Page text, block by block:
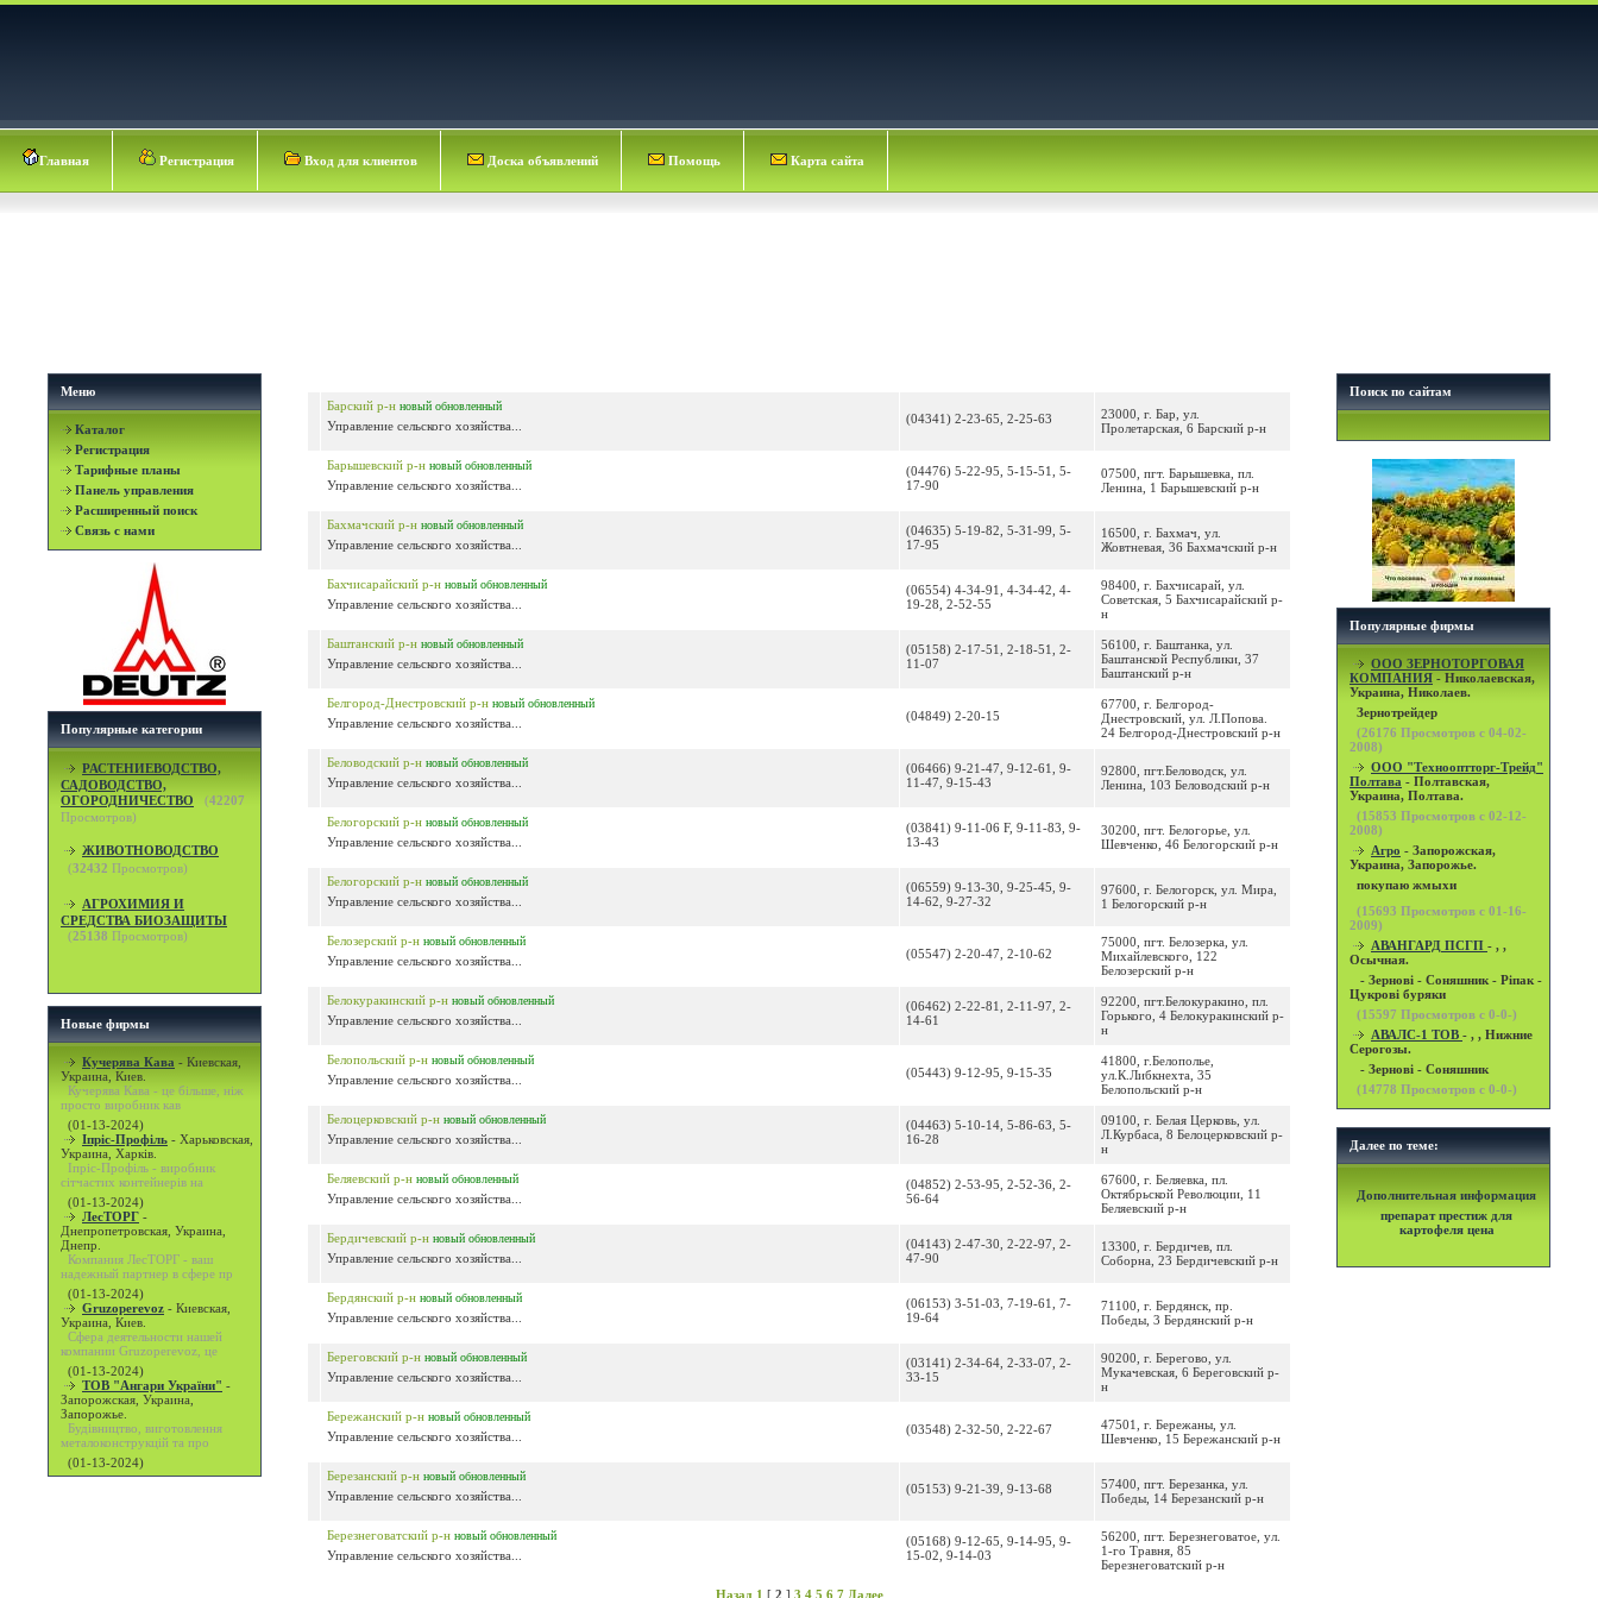
Главная Регистрация Вход для клиентов Доска объявлений Помощь Карта сайта
Меню
Каталог
Регистрация
Тарифные планы
Панель управления
Расширенный поиск
Связь с нами
Популярные категории
РАСТЕНИЕВОДСТВО,
САДОВОДСТВО,
ОГОРОДНИЧЕСТВО
(42207
Просмотров)
ЖИВОТНОВОДСТВО
(32432 Просмотров)
АГРОХИМИЯ И
СРЕДСТВА БИОЗАЩИТЫ
(25138 Просмотров)
Новые фирмы
Кучерява Кава - Киевская,
Украина, Киев.
Кучерява Кава - це більше, ніж
просто виробник кав
(01-13-2024)
Іпріс-Профіль - Харьковская,
Украина, Харків.
Іпріс-Профіль - виробник
сітчастих контейнерів на
(01-13-2024)
ЛесТОРГ -
Днепропетровская, Украина,
Днепр.
Компания ЛесТОРГ - ваш
надежный партнер в сфере пр
(01-13-2024)
Gruzoperevoz - Киевская,
Украина, Киев.
Сфера деятельности нашей
компании Gruzoperevoz, це
(01-13-2024)
ТОВ "Ангари України" -
Запорожская, Украина,
Запорожье.
Будівництво, виготовлення
металоконструкцій та про
(01-13-2024)
Барский р-н новый обновленный
Управление сельского хозяйства... (04341) 2-23-65, 2-25-63
23000, г. Бар, ул.
Пролетарская, 6 Барский р-н
Барышевский р-н новый обновленный
Управление сельского хозяйства...
(04476) 5-22-95, 5-15-51, 5-
17-90
07500, пгт. Барышевка, пл.
Ленина, 1 Барышевский р-н
Бахмачский р-н новый обновленный
Управление сельского хозяйства...
(04635) 5-19-82, 5-31-99, 5-
17-95
16500, г. Бахмач, ул.
Жовтневая, 36 Бахмачский р-н
Бахчисарайский р-н новый обновленный
Управление сельского хозяйства...
(06554) 4-34-91, 4-34-42, 4-
19-28, 2-52-55
98400, г. Бахчисарай, ул.
Советская, 5 Бахчисарайский р-
н
Баштанский р-н новый обновленный
Управление сельского хозяйства...
(05158) 2-17-51, 2-18-51, 2-
11-07
56100, г. Баштанка, ул.
Баштанской Республики, 37
Баштанский р-н
Белгород-Днестровский р-н новый обновленный
Управление сельского хозяйства... (04849) 2-20-15
67700, г. Белгород-
Днестровский, ул. Л.Попова.
24 Белгород-Днестровский р-н
Беловодский р-н новый обновленный
Управление сельского хозяйства...
(06466) 9-21-47, 9-12-61, 9-
11-47, 9-15-43
92800, пгт.Беловодск, ул.
Ленина, 103 Беловодский р-н
Белогорский р-н новый обновленный
Управление сельского хозяйства...
(03841) 9-11-06 F, 9-11-83, 9-
13-43
30200, пгт. Белогорье, ул.
Шевченко, 46 Белогорский р-н
Белогорский р-н новый обновленный
Управление сельского хозяйства...
(06559) 9-13-30, 9-25-45, 9-
14-62, 9-27-32
97600, г. Белогорск, ул. Мира,
1 Белогорский р-н
Белозерский р-н новый обновленный
Управление сельского хозяйства... (05547) 2-20-47, 2-10-62
75000, пгт. Белозерка, ул.
Михайлевского, 122
Белозерский р-н
Белокуракинский р-н новый обновленный
Управление сельского хозяйства...
(06462) 2-22-81, 2-11-97, 2-
14-61
92200, пгт.Белокуракино, пл.
Горького, 4 Белокуракинский р-
н
Белопольский р-н новый обновленный
Управление сельского хозяйства... (05443) 9-12-95, 9-15-35
41800, г.Белополье,
ул.К.Либкнехта, 35
Белопольский р-н
Белоцерковский р-н новый обновленный
Управление сельского хозяйства...
(04463) 5-10-14, 5-86-63, 5-
16-28
09100, г. Белая Церковь, ул.
Л.Курбаса, 8 Белоцерковский р-
н
Беляевский р-н новый обновленный
Управление сельского хозяйства...
(04852) 2-53-95, 2-52-36, 2-
56-64
67600, г. Беляевка, пл.
Октябрьской Революции, 11
Беляевский р-н
Бердичевский р-н новый обновленный
Управление сельского хозяйства...
(04143) 2-47-30, 2-22-97, 2-
47-90
13300, г. Бердичев, пл.
Соборна, 23 Бердичевский р-н
Бердянский р-н новый обновленный
Управление сельского хозяйства...
(06153) 3-51-03, 7-19-61, 7-
19-64
71100, г. Бердянск, пр.
Победы, 3 Бердянский р-н
Береговский р-н новый обновленный
Управление сельского хозяйства...
(03141) 2-34-64, 2-33-07, 2-
33-15
90200, г. Берегово, ул.
Мукачевская, 6 Береговский р-
н
Бережанский р-н новый обновленный
Управление сельского хозяйства... (03548) 2-32-50, 2-22-67
47501, г. Бережаны, ул.
Шевченко, 15 Бережанский р-н
Березанский р-н новый обновленный
Управление сельского хозяйства... (05153) 9-21-39, 9-13-68
57400, пгт. Березанка, ул.
Победы, 14 Березанский р-н
Березнеговатский р-н новый обновленный
Управление сельского хозяйства...
(05168) 9-12-65, 9-14-95, 9-
15-02, 9-14-03
56200, пгт. Березнеговатое, ул.
1-го Травня, 85
Березнеговатский р-н
Назад 1 [ 2 ] 3 4 5 6 7 Далее
Поиск по сайтам
Популярные фирмы
OOO ЗЕРНОТОРГОВАЯ
КОМПАНИЯ - Николаевская,
Украина, Николаев.
Зернотрейдер
(26176 Просмотров с 04-02-
2008)
ООО "Технооптторг-Трейд"
Полтава - Полтавская,
Украина, Полтава.
(15853 Просмотров с 02-12-
2008)
Агро - Запорожская,
Украина, Запорожье.
покупаю жмыхи
(15693 Просмотров с 01-16-
2009)
АВАНГАРД ПСГП - , ,
Осычная.
- Зернові - Соняшник - Ріпак -
Цукрові буряки
(15597 Просмотров с 0-0-)
АВАЛС-1 ТОВ - , , Нижние
Серогозы.
- Зернові - Соняшник
(14778 Просмотров с 0-0-)
Далее по теме:
Дополнительная информация
препарат престиж для
картофеля цена